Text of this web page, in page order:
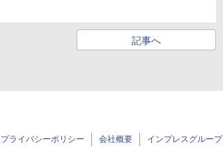
記事へ
プライバシーポリシー 会社概要 インプレスグループ